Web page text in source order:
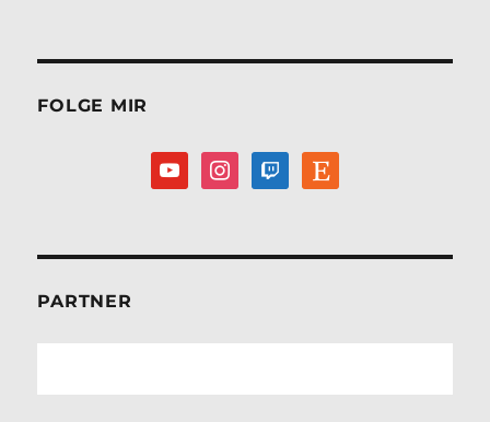
FOLGE MIR
youtubeinstagramtwitch etsy
PARTNER